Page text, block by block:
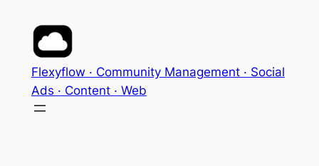
contenu
Flexyflow · Community Management · Social
Ads · Content · Web